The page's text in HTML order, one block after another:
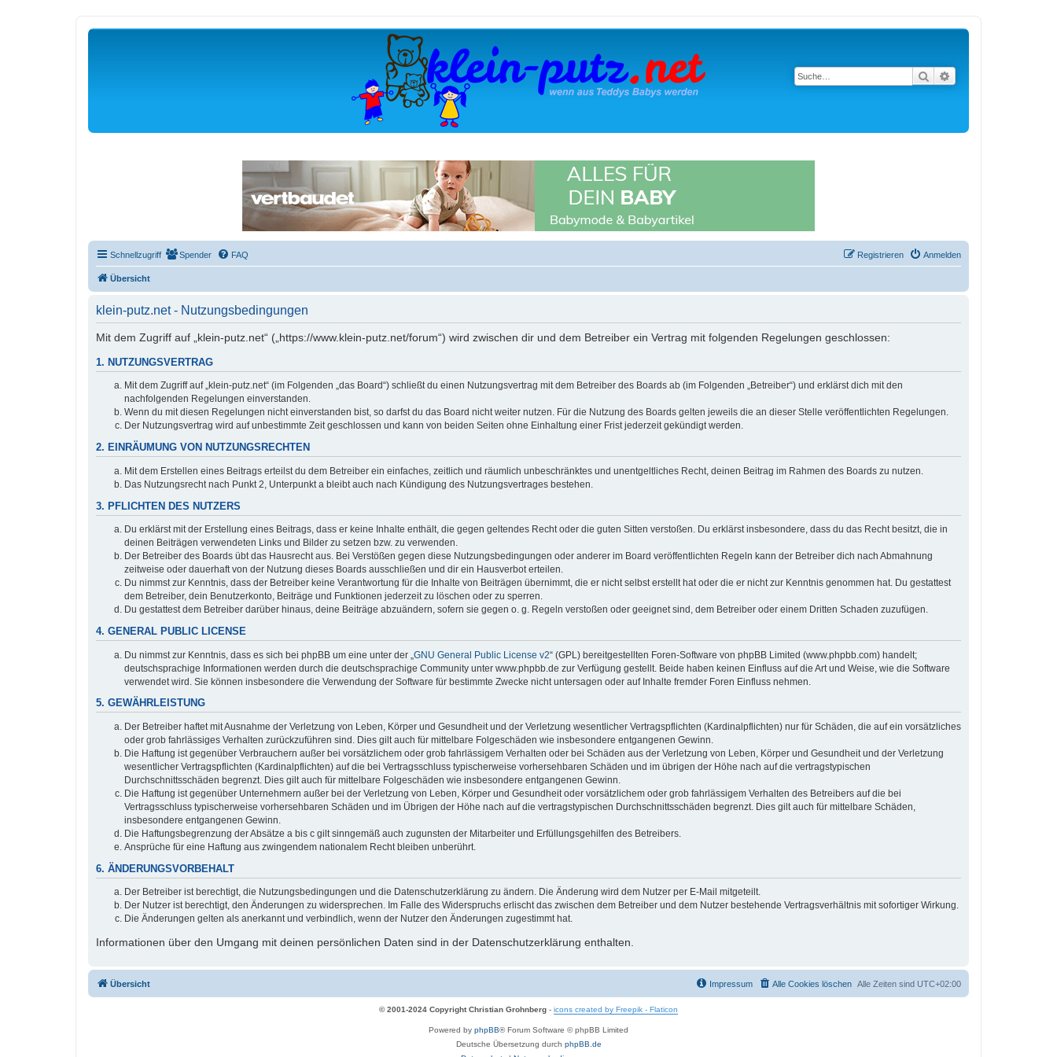
Suche
Schnellzugriff Spender FAQ Anmelden
Registrieren
Übersicht
klein-putz.net - Nutzungsbedingungen
Mit dem Zugriff auf „klein-putz.net“ („https://www.klein-putz.net/forum“) wird zwischen dir und dem Betreiber ein Vertrag mit folgenden Regelungen geschlossen:
1. NUTZUNGSVERTRAG
Mit dem Zugriff auf „klein-putz.net“ (im Folgenden „das Board“) schließt du einen Nutzungsvertrag mit dem Betreiber des Boards ab (im Folgenden „Betreiber“) und erklärst dich mit den
nachfolgenden Regelungen einverstanden.
Wenn du mit diesen Regelungen nicht einverstanden bist, so darfst du das Board nicht weiter nutzen. Für die Nutzung des Boards gelten jeweils die an dieser Stelle veröffentlichten Regelungen.
Der Nutzungsvertrag wird auf unbestimmte Zeit geschlossen und kann von beiden Seiten ohne Einhaltung einer Frist jederzeit gekündigt werden.
2. EINRÄUMUNG VON NUTZUNGSRECHTEN
Mit dem Erstellen eines Beitrags erteilst du dem Betreiber ein einfaches, zeitlich und räumlich unbeschränktes und unentgeltliches Recht, deinen Beitrag im Rahmen des Boards zu nutzen.
Das Nutzungsrecht nach Punkt 2, Unterpunkt a bleibt auch nach Kündigung des Nutzungsvertrages bestehen.
3. PFLICHTEN DES NUTZERS
Du erklärst mit der Erstellung eines Beitrags, dass er keine Inhalte enthält, die gegen geltendes Recht oder die guten Sitten verstoßen. Du erklärst insbesondere, dass du das Recht besitzt, die in
deinen Beiträgen verwendeten Links und Bilder zu setzen bzw. zu verwenden.
Der Betreiber des Boards übt das Hausrecht aus. Bei Verstößen gegen diese Nutzungsbedingungen oder anderer im Board veröffentlichten Regeln kann der Betreiber dich nach Abmahnung
zeitweise oder dauerhaft von der Nutzung dieses Boards ausschließen und dir ein Hausverbot erteilen.
Du nimmst zur Kenntnis, dass der Betreiber keine Verantwortung für die Inhalte von Beiträgen übernimmt, die er nicht selbst erstellt hat oder die er nicht zur Kenntnis genommen hat. Du gestattest
dem Betreiber, dein Benutzerkonto, Beiträge und Funktionen jederzeit zu löschen oder zu sperren.
Du gestattest dem Betreiber darüber hinaus, deine Beiträge abzuändern, sofern sie gegen o. g. Regeln verstoßen oder geeignet sind, dem Betreiber oder einem Dritten Schaden zuzufügen.
4. GENERAL PUBLIC LICENSE
Du nimmst zur Kenntnis, dass es sich bei phpBB um eine unter der „ GNU General Public License v2“ (GPL) bereitgestellten Foren-Software von phpBB Limited (www.phpbb.com) handelt;
deutschsprachige Informationen werden durch die deutschsprachige Community unter www.phpbb.de zur Verfügung gestellt. Beide haben keinen Einfluss auf die Art und Weise, wie die Software
verwendet wird. Sie können insbesondere die Verwendung der Software für bestimmte Zwecke nicht untersagen oder auf Inhalte fremder Foren Einfluss nehmen.
5. GEWÄHRLEISTUNG
Der Betreiber haftet mit Ausnahme der Verletzung von Leben, Körper und Gesundheit und der Verletzung wesentlicher Vertragspflichten (Kardinalpflichten) nur für Schäden, die auf ein vorsätzliches
oder grob fahrlässiges Verhalten zurückzuführen sind. Dies gilt auch für mittelbare Folgeschäden wie insbesondere entgangenen Gewinn.
Die Haftung ist gegenüber Verbrauchern außer bei vorsätzlichem oder grob fahrlässigem Verhalten oder bei Schäden aus der Verletzung von Leben, Körper und Gesundheit und der Verletzung
wesentlicher Vertragspflichten (Kardinalpflichten) auf die bei Vertragsschluss typischerweise vorhersehbaren Schäden und im übrigen der Höhe nach auf die vertragstypischen
Durchschnittsschäden begrenzt. Dies gilt auch für mittelbare Folgeschäden wie insbesondere entgangenen Gewinn.
Die Haftung ist gegenüber Unternehmern außer bei der Verletzung von Leben, Körper und Gesundheit oder vorsätzlichem oder grob fahrlässigem Verhalten des Betreibers auf die bei
Vertragsschluss typischerweise vorhersehbaren Schäden und im Übrigen der Höhe nach auf die vertragstypischen Durchschnittsschäden begrenzt. Dies gilt auch für mittelbare Schäden,
insbesondere entgangenen Gewinn.
Die Haftungsbegrenzung der Absätze a bis c gilt sinngemäß auch zugunsten der Mitarbeiter und Erfüllungsgehilfen des Betreibers.
Ansprüche für eine Haftung aus zwingendem nationalem Recht bleiben unberührt.
6. ÄNDERUNGSVORBEHALT
Der Betreiber ist berechtigt, die Nutzungsbedingungen und die Datenschutzerklärung zu ändern. Die Änderung wird dem Nutzer per E-Mail mitgeteilt.
Der Nutzer ist berechtigt, den Änderungen zu widersprechen. Im Falle des Widerspruchs erlischt das zwischen dem Betreiber und dem Nutzer bestehende Vertragsverhältnis mit sofortiger Wirkung.
Die Änderungen gelten als anerkannt und verbindlich, wenn der Nutzer den Änderungen zugestimmt hat.
Informationen über den Umgang mit deinen persönlichen Daten sind in der Datenschutzerklärung enthalten.
Übersicht Alle Zeiten sind UTC+02:00
Alle Cookies löschen
Impressum
© 2001-2024 Copyright Christian Grohnberg - icons created by Freepik - Flaticon
Powered by phpBB® Forum Software © phpBB Limited
Deutsche Übersetzung durch phpBB.de